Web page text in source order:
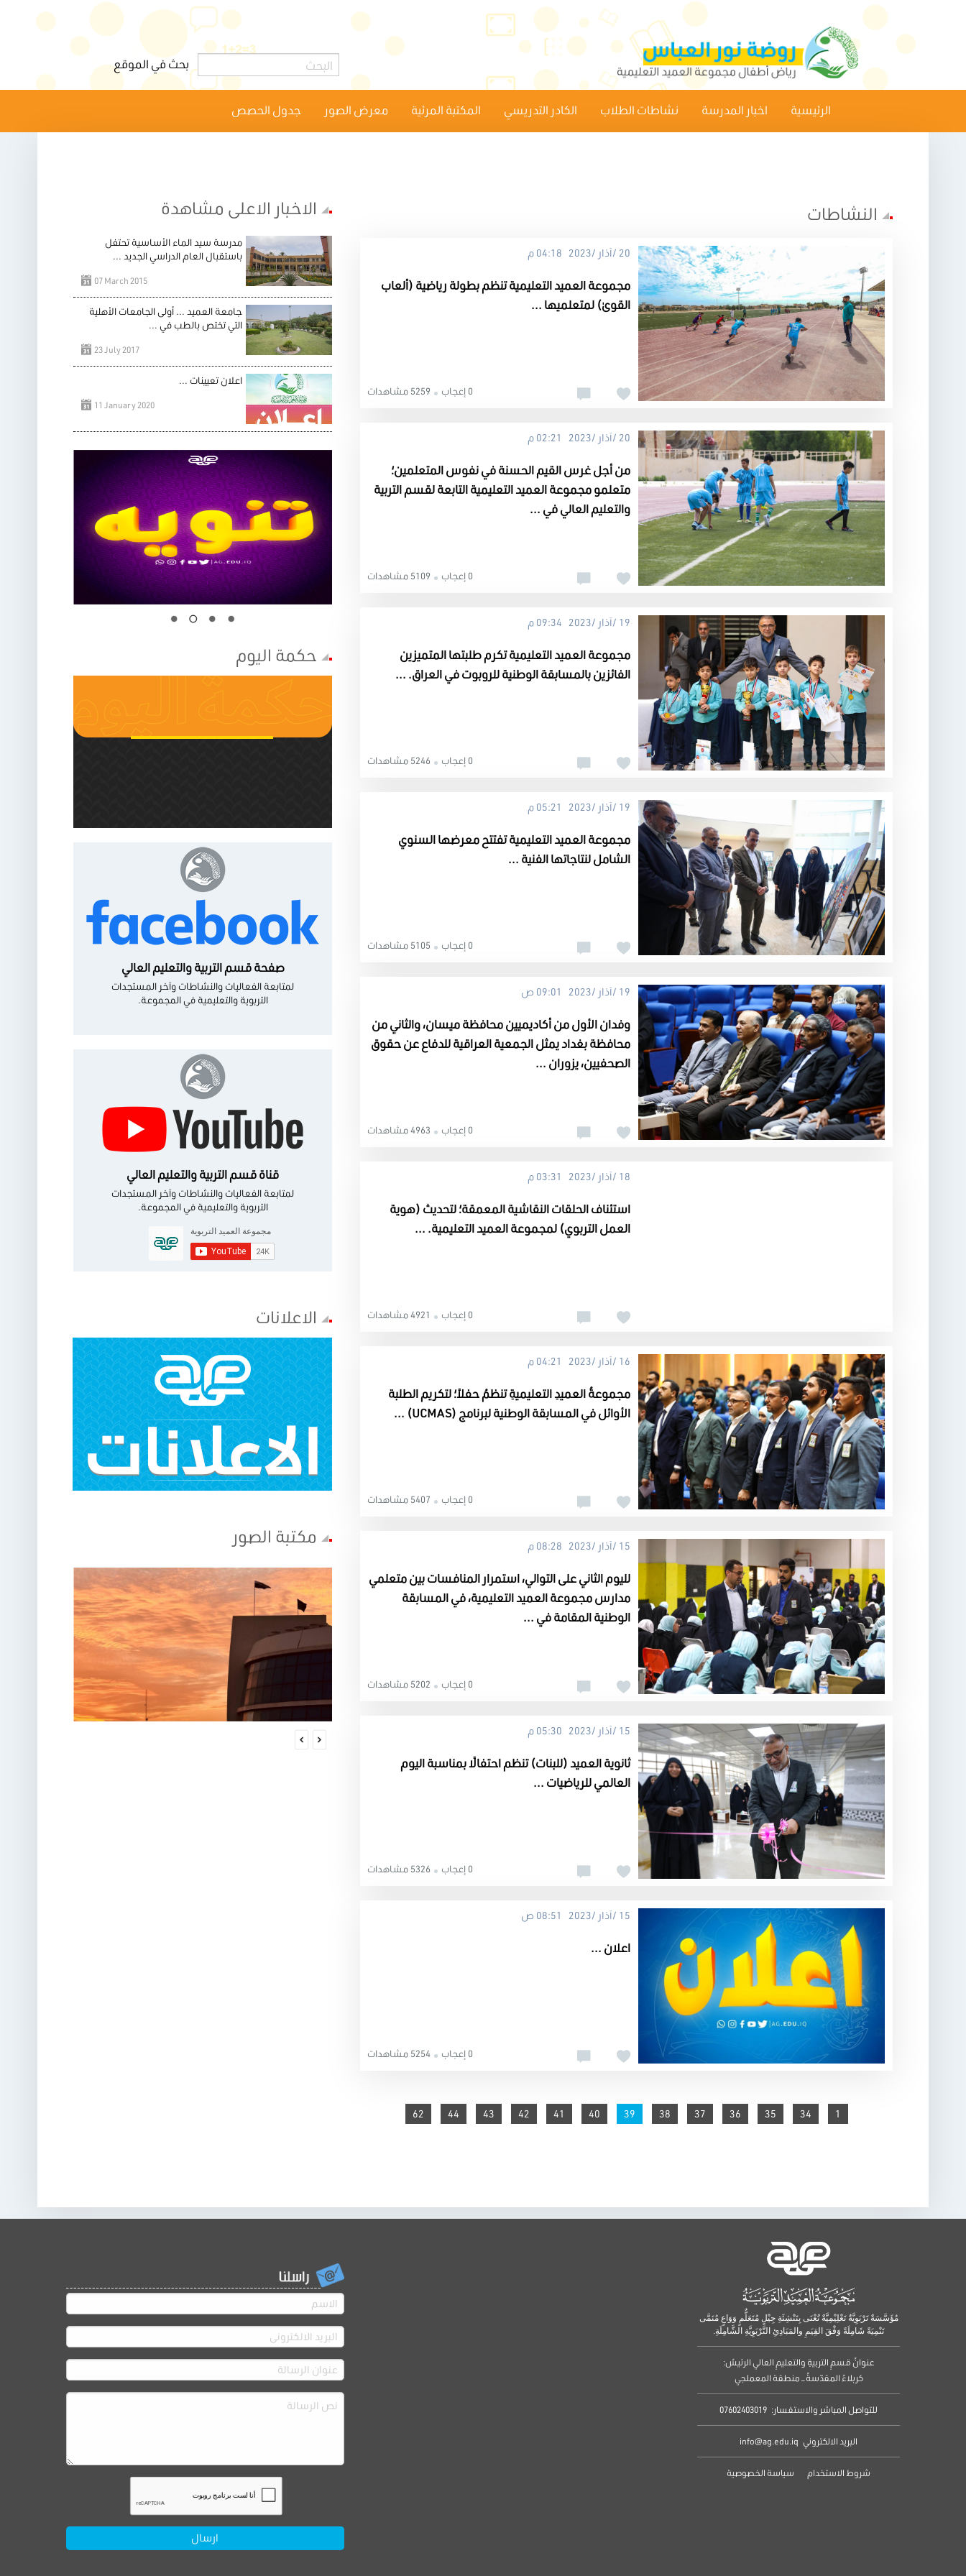
الرئيسية اخبار المدرسة نشاطات الطلاب الكادر التدريسي المكتبة المرئية معرض الصور جدول الحصص
النشاطات
20 /آذار /2023 04:18 م
مجموعة العميد التعليمية تنظم بطولة رياضية (ألعاب
القوىٰ) لمتعلميها ...
5259 مشاهدات 0 إعجاب
20 /آذار /2023 02:21 م
من أجل غرس القيم الحسنة في نفوس المتعلمين؛
متعلمو مجموعة العميد التعليمية التابعة لقسم التربية
والتعليم العالي في ...
5109 مشاهدات 0 إعجاب
19 /آذار /2023 09:34 م
مجموعة العميد التعليمية تكرم طلبتها المتميزين
الفائزين بالمسابقة الوطنية للروبوت في العراق. ...
5246 مشاهدات 0 إعجاب
19 /آذار /2023 05:21 م
مجموعة العميد التعليمية تفتتح معرضها السنوي
الشامل لنتاجاتها الفنية ...
5105 مشاهدات 0 إعجاب
19 /آذار /2023 09:01 ص
وفدان الأول من أكاديميين محافظة ميسان، والثاني من
محافظة بغداد يمثل الجمعية العراقية للدفاع عن حقوق
الصحفيين، يزوران ...
4963 مشاهدات 0 إعجاب
18 /آذار /2023 03:31 م
استئناف الحلقات النقاشية المعمقة؛ لتحديث (هوية
العمل التربوي) لمجموعة العميد التعليمية. ...
4921 مشاهدات 0 إعجاب
16 /آذار /2023 04:21 م
مجموعةُ العميدِ التعليميةِ تنظمُ حفلاً؛ لتكريم الطلبة
الأوائل في المسابقة الوطنية لبرنامج (UCMAS) ...
5407 مشاهدات 0 إعجاب
15 /آذار /2023 08:28 م
لليوم الثاني على التوالي، استمرار المنافسات بين متعلمي
مدارس مجموعة العميد التعليمية، في المسابقة
الوطنية المقامة في ...
5202 مشاهدات 0 إعجاب
15 /آذار /2023 05:30 م
ثانوية العميد (للبنات) تنظم احتفالًا بمناسبة اليوم
العالمي للرياضيات ...
5326 مشاهدات 0 إعجاب
15 /آذار /2023 08:51 ص
اعلان ...
5254 مشاهدات 0 إعجاب
1
34
35
36
37
38
You're on page
39
40
41
42
43
44
62
الاخبار الاعلى مشاهدة
مدرسة سيد الماء الأساسية تحتفل
باستقبال العام الدراسي الجديد ...
07 March 2015
جامعة العميد ... أولى الجامعات الأهلية
التي تختص بالطب في ...
23 July 2017
اعلان تعيينات ...
11 January 2020
حكمة اليوم
صفحة قسم التربية والتعليم العالي
لمتابعة الفعاليات والنشاطات وآخر المستجدات
التربوية والتعليمية في المجموعة.
قناة قسم التربية والتعليم العالي
لمتابعة الفعاليات والنشاطات وآخر المستجدات
التربوية والتعليمية في المجموعة.
الاعلانات
مكتبة الصور
مُؤَسَّسَةٌ تَرْبَوِيَّةٌ تَعْلِيْمِيَّةٌ تُعْنَى بِتَنْشِئَةِ جِيْلٍ مُتَعَلٌّمٍ وَوَاعٍ مُنَمَّى
تَنْمِيَةً شَامِلَةً وَفْقَ القِيَمِ والمَبَادِئِ التَّرْبَوِيَّةِ الشَّامِلَةِ.
عنوانُ قسمِ التربيةِ والتعليمِ العالي الرئيسُ:
كربلاءُ المقدّسةُ – منطقة المعملجي
للتواصل المباشر والاستفسار: 07602403019
البريد الالكتروني info@ag.edu.iq
شروط الاستخدام سياسة الخصوصية